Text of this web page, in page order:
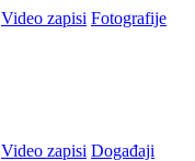
Video zapisi Fotografije
Video zapisi Događaji